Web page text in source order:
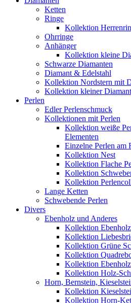
Ketten
Ringe
Kollektion
Ohrringe
Anhänger
Kollektion kleine
Schwarze Diamanten
Diamant & Edelstahl
Kollektion Nordstern mit
Kollektion kleiner
Perlen
Edler Perlenschmuck
Kollektionen mit Perlen
Kollektion weiße
Elementen
Einzelne Perlen am
Kollektion Nest
Kollektion Flache
Kollektion
Kollektion
Lange Ketten
Schwebende Perlen
Divers
Ebenholz und Anderes
Kollektion
Kollektion
Kollektion Grüne
Kollektion
Kollektion Ebenholz
Kollektion Holz-
Horn, Bernstein,
Kollektion
Kollektion Horn-